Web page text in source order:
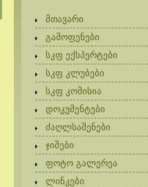
მთავარი
გამოფენები
სკფ ექსპერტები
სკფ კლუბები
სკფ კომისია
დოკუმენტები
ძაღლსაშენები
ჯიშები
ფოტო გალერეა
ლინკები